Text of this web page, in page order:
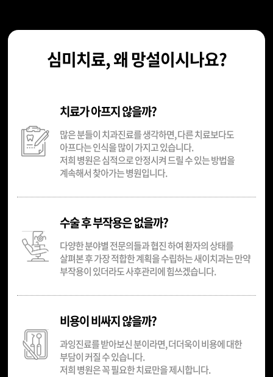
심미치료, 왜 망설이시나요?
치료가 아프지 않을까?
많은 분들이 치과진료를 생각하면, 다른 치료보다도
아프다는 인식을 많이 가지고 있습니다.
저희 병원은 심적으로 안정시켜 드릴 수 있는 방법을
계속해서 찾아가는 병원입니다.
수술 후 부작용은 없을까?
다양한 분야별 전문의들과 협진 하여 환자의 상태를
살펴본 후 가장 적합한 계획을 수립하는 새이치과는 만약
부작용이 있더라도 사후관리에 힘쓰겠습니다.
비용이 비싸지 않을까?
과잉진료를 받아보신 분이라면, 더더욱이 비용에 대한
부담이 커질 수 있습니다.
저희 병원은 꼭 필요한 치료만을 제시합니다.